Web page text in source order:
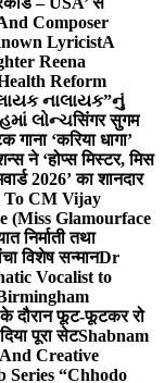
Composer
LyricistA
Reena
Reform
નાલાયક”નું
લોન્ચसिंगर सुगम
गाना ‘करिया धागा’
ने ‘होप्स मिस्टर, मिस
2026’ का शानदार
To CM Vijay
(Miss Glamourface
निर्माती तथा
विशेष सन्मानDr
Vocalist to
के दौरान फूट-फूटकर रो
पूरा सेटShabnam
Creative
Series “Chhodo